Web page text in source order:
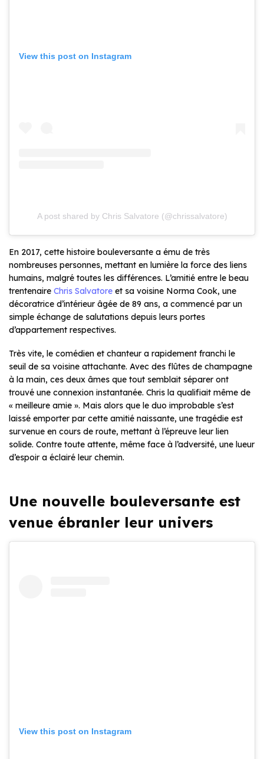
View this post on Instagram
A post shared by Chris Salvatore (@chrissalvatore)
En 2017, cette histoire bouleversante a ému de très
nombreuses personnes, mettant en lumière la force des liens
humains, malgré toutes les différences. L’amitié entre le beau
trentenaire Chris Salvatore et sa voisine Norma Cook, une
décoratrice d’intérieur âgée de 89 ans, a commencé par un
simple échange de salutations depuis leurs portes
d’appartement respectives.
Très vite, le comédien et chanteur a rapidement franchi le
seuil de sa voisine attachante. Avec des flûtes de champagne
à la main, ces deux âmes que tout semblait séparer ont
trouvé une connexion instantanée. Chris la qualifiait même de
« meilleure amie ». Mais alors que le duo improbable s’est
laissé emporter par cette amitié naissante, une tragédie est
survenue en cours de route, mettant à l’épreuve leur lien
solide. Contre toute attente, même face à l’adversité, une lueur
d’espoir a éclairé leur chemin.
Une nouvelle bouleversante est
venue ébranler leur univers
View this post on Instagram